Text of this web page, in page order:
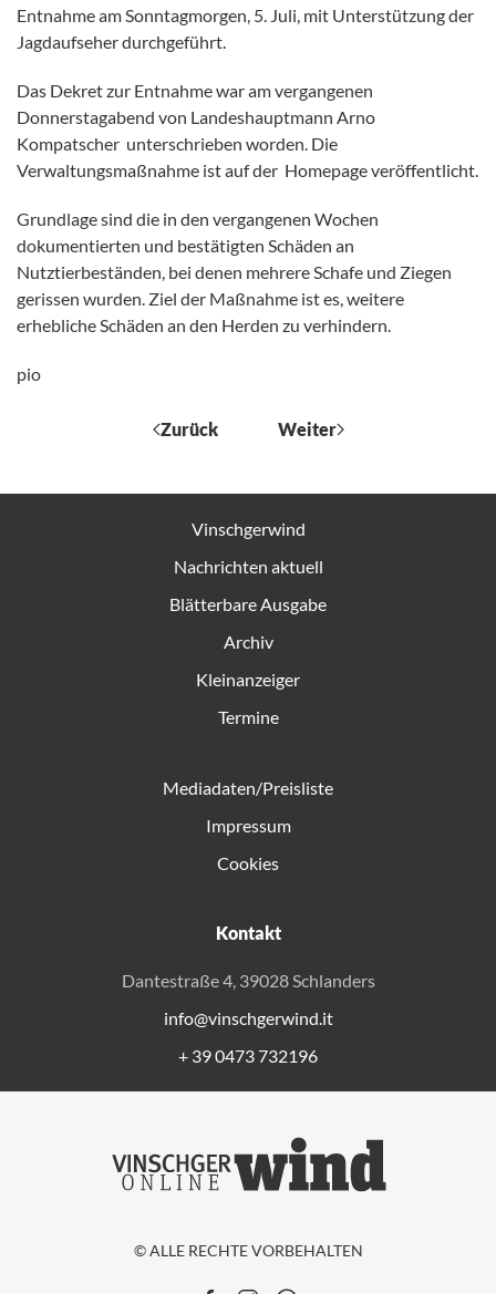
Entnahme am Sonntagmorgen, 5. Juli, mit Unterstützung der
Jagdaufseher durchgeführt.
Das Dekret zur Entnahme war am vergangenen
Donnerstagabend von Landeshauptmann Arno
Kompatscher unterschrieben worden. Die
Verwaltungsmaßnahme ist auf der Homepage veröffentlicht.
Grundlage sind die in den vergangenen Wochen
dokumentierten und bestätigten Schäden an
Nutztierbeständen, bei denen mehrere Schafe und Ziegen
gerissen wurden. Ziel der Maßnahme ist es, weitere
erhebliche Schäden an den Herden zu verhindern.
pio
Zurück Weiter
Vinschgerwind
Nachrichten aktuell
Blätterbare Ausgabe
Archiv
Kleinanzeiger
Termine
Mediadaten/Preisliste
Impressum
Cookies
Kontakt
Dantestraße 4, 39028 Schlanders
info@vinschgerwind.it
+ 39 0473 732196
© ALLE RECHTE VORBEHALTEN